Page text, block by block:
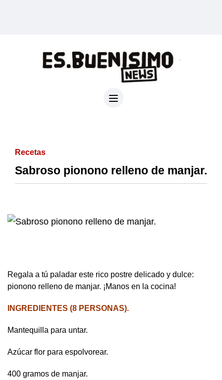
Recetas
Sabroso pionono relleno de manjar.
Regala a tú paladar este rico postre delicado y dulce:
pionono relleno de manjar. ¡Manos en la cocina!
INGREDIENTES (8 PERSONAS).
Mantequilla para untar.
Azúcar flor para espolvorear.
400 gramos de manjar.